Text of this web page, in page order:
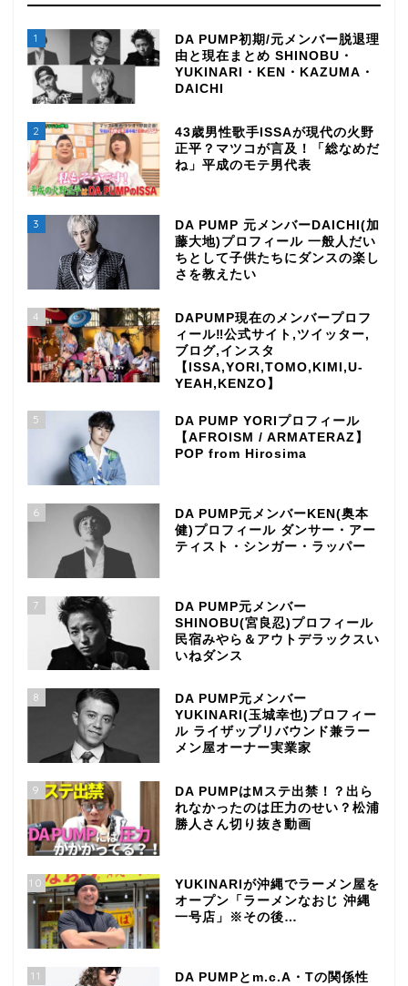
1
DA PUMP初期/元メンバー脱退理
由と現在まとめ SHINOBU・
YUKINARI・KEN・KAZUMA・
DAICHI
2
43歳男性歌手ISSAが現代の火野
正平？マツコが言及！「総なめだ
ね」平成のモテ男代表
3
DA PUMP 元メンバーDAICHI(加
藤大地)プロフィール 一般人だい
ちとして子供たちにダンスの楽し
さを教えたい
4
DAPUMP現在のメンバープロフ
ィール‼公式サイト,ツイッター,
ブログ,インスタ
【ISSA,YORI,TOMO,KIMI,U-
YEAH,KENZO】
5
DA PUMP YORIプロフィール
【AFROISM / ARMATERAZ】
POP from Hirosima
6
DA PUMP元メンバーKEN(奥本
健)プロフィール ダンサー・アー
ティスト・シンガー・ラッパー
7
DA PUMP元メンバー
SHINOBU(宮良忍)プロフィール
民宿みやら＆アウトデラックスい
いねダンス
8
DA PUMP元メンバー
YUKINARI(玉城幸也)プロフィー
ル ライザップリバウンド兼ラー
メン屋オーナー実業家
9
DA PUMPはMステ出禁！？出ら
れなかったのは圧力のせい？松浦
勝人さん切り抜き動画
10
YUKINARIが沖縄でラーメン屋を
オープン「ラーメンなおじ 沖縄
一号店」※その後…
11
DA PUMPとm.c.A・Tの関係性